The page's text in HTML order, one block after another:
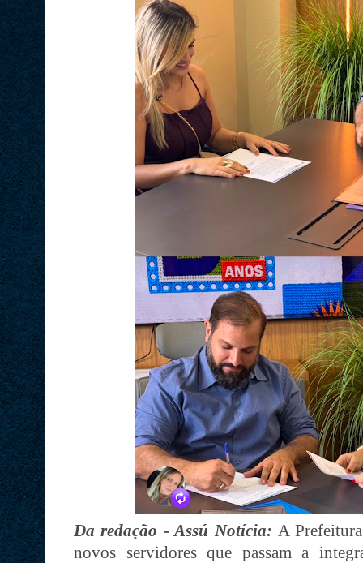
Da redação - Assú Notícia: A
novos servidores que passam a